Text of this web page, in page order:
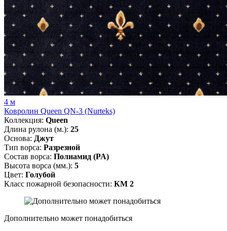
4 м
Ковролин Queen QN-3 (Nurteks)
Коллекция: Queen
Длина рулона (м.): 25
Основа: Джут
Тип ворса: Разрезной
Состав ворса: Полиамид (PA)
Высота ворса (мм.): 5
Цвет: Голубой
Класс пожарной безопасности: КМ 2
Дополнительно может понадобиться